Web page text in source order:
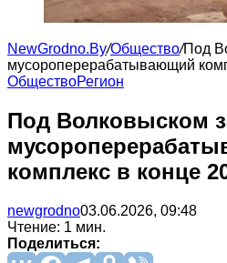
NewGrodno.By/Общество/Под
мусороперерабатывающий
ОбществоРегион
Под Волковыском
комплекс в конце
newgrodno03.06.2026, 09:48
Чтение: 1 мин.
Поделиться: